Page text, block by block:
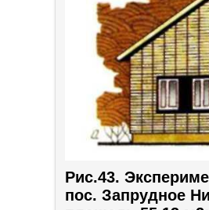
Рис.43.
пос. Запрудное